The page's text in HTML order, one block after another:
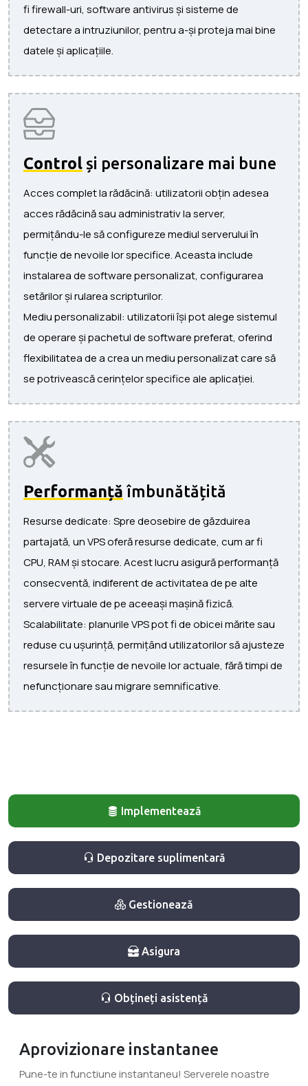
fi firewall-uri, software antivirus și sisteme de
detectare a intruziunilor, pentru a-și proteja mai bine
datele și aplicațiile.
Control și personalizare mai bune
Acces complet la rădăcină: utilizatorii obțin adesea
acces rădăcină sau administrativ la server,
permițându-le să configureze mediul serverului în
funcție de nevoile lor specifice. Aceasta include
instalarea de software personalizat, configurarea
setărilor și rularea scripturilor.
Mediu personalizabil: utilizatorii își pot alege sistemul
de operare și pachetul de software preferat, oferind
flexibilitatea de a crea un mediu personalizat care să
se potrivească cerințelor specifice ale aplicației.
Performanță îmbunătățită
Resurse dedicate: Spre deosebire de găzduirea
partajată, un VPS oferă resurse dedicate, cum ar fi
CPU, RAM și stocare. Acest lucru asigură performanță
consecventă, indiferent de activitatea de pe alte
servere virtuale de pe aceeași mașină fizică.
Scalabilitate: planurile VPS pot fi de obicei mărite sau
reduse cu ușurință, permițând utilizatorilor să ajusteze
resursele în funcție de nevoile lor actuale, fără timpi de
nefuncționare sau migrare semnificative.
Implementează
Depozitare suplimentară
Gestionează
Asigura
Obțineți asistență
Aprovizionare instantanee
Pune-te in functiune instantaneu! Serverele noastre